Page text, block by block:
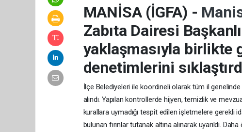
MANİSA (İGFA) -
Zabıta Dairesi
yaklaşmasıyla birlikte
denetimlerini
İlçe Belediyeleri ile koordineli olarak tüm il
alındı. Yapılan kontrollerde hijyen, temizlik ve
kurallara uymadığı tespit edilen işletmelere gerekli
bulunan fırınlar tutanak altına alınarak uyarıldı.